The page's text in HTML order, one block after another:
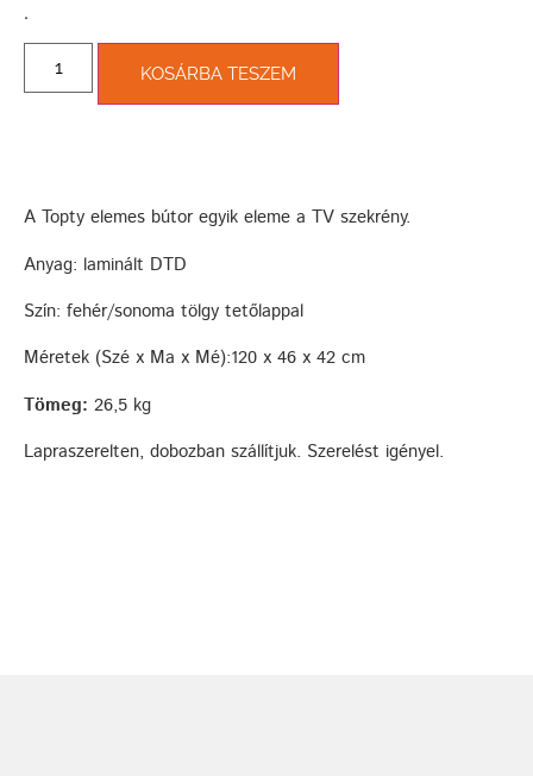
­.
KOSÁRBA TESZEM
A Topty elemes bútor egyik eleme a TV szekrény.
Anyag: laminált DTD
Szín: fehér/sonoma tölgy tetőlappal
Méretek (Szé x Ma x Mé):120 x 46 x 42 cm
Tömeg: 26,5 kg
Lapraszerelten, dobozban szállítjuk. Szerelést igényel.